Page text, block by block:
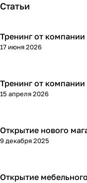
Статьи
Тренинг от
17 июня 2026
Тренинг от
15 апреля 2026
Открытие нового
9 декабря 2025
Открытие